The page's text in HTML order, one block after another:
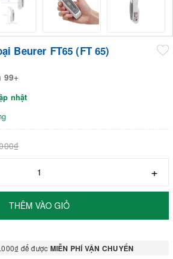
Beurer FT65 (FT 65)
99+
nhật
+
THÊM VÀO GIỎ
để được MIỄN PHÍ VẬN CHUYỂN